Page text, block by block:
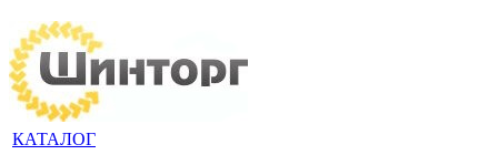
КАТАЛОГ